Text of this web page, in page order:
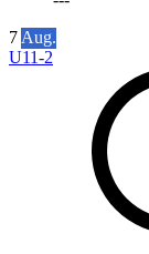
7 Aug.
U11-2